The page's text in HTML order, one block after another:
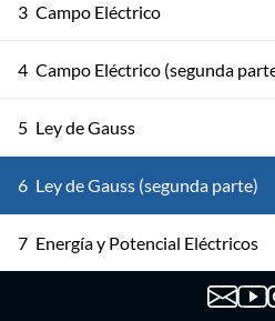
3 Campo Eléctrico
4 Campo Eléctrico (segunda
5 Ley de Gauss
6 Ley de Gauss (segunda parte)
7 Energía y Potencial Eléctricos
Energía y Potencial Eléctricos